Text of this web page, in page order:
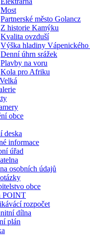
Most
Partnerské město Golancz
Z historie Kamýku
Kvalita ovzduší
Výška hladiny Vápenického
Denní úhrn srážek
Plavby na voru
Kola pro Afriku
obce
deska
informace
úřad
osobních údajů
obce
POINT
rozpočet
dílna
plán